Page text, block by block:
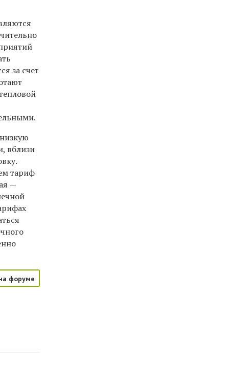
за счет
вблизи
тариф
—
форуме